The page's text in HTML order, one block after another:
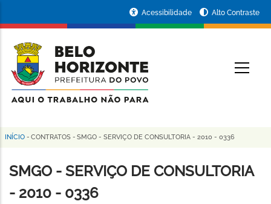
conteúdo
principal
da
Prefeitura
de
Horizonte
Acessibilidade Alto Contraste
Trilha
de
navegação
INÍCIO - CONTRATOS - SMGO - SERVIÇO DE CONSULTORIA - 2010 - 0336
SMGO - SERVIÇO DE CONSULTORIA
- 2010 - 0336